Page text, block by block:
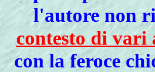
l'autore non
contesto di vari
con la feroce